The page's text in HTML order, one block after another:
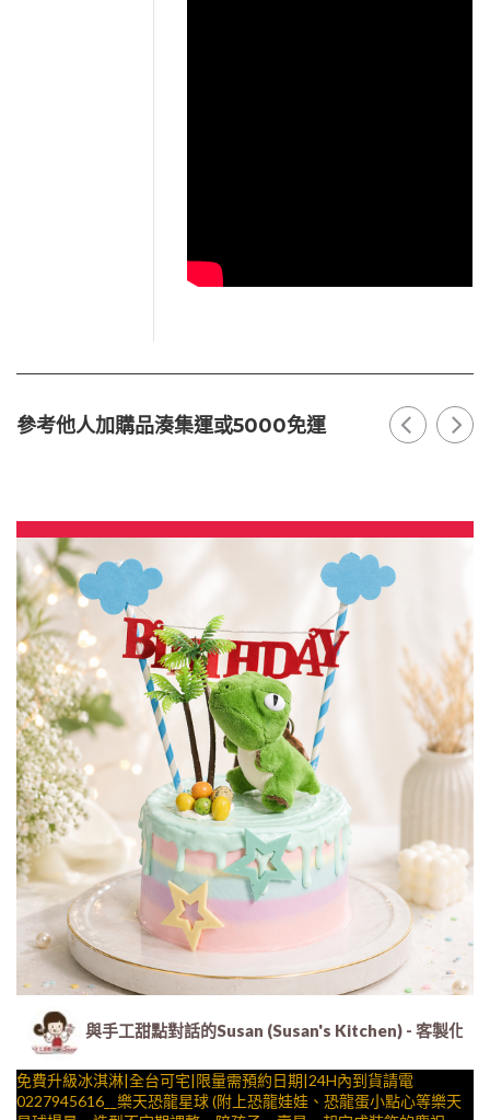
參考他人加購品湊集運或5000免運
與手工甜點對話的Susan (Susan's Kitchen) - 客製化
免費升級冰淇淋|全台可宅|限量需預約日期|24H內到貨請電
0227945616__樂天恐龍星球 (附上恐龍娃娃、恐龍蛋小點心等樂天